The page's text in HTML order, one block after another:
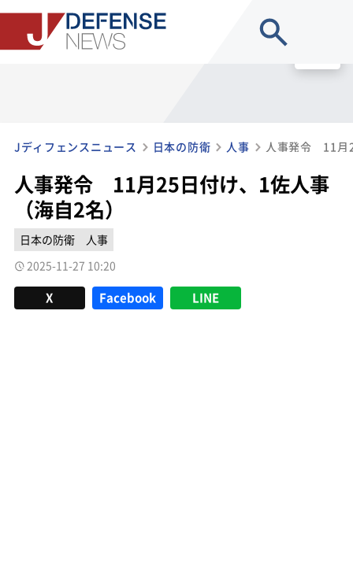
Jディフェンスニュース 日本の防衛 人事 人事発令 11月
人事発令 11月25日付け、1佐人事
（海自2名）
日本の防衛
人事
2025-11-27 10:20
X Facebook LINE